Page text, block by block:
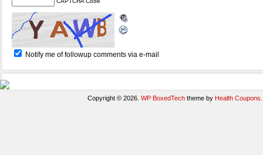
Notify me of followup comments via e-mail
Copyright © 2026.WP BoxedTech theme by Health Coupons